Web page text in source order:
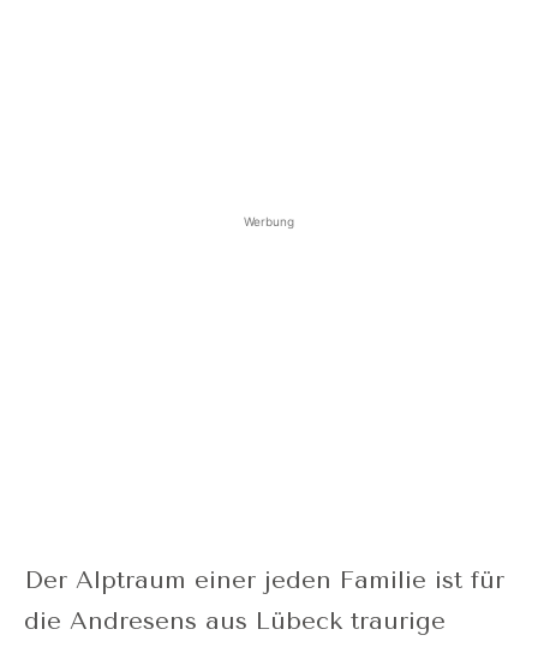
Werbung
Der Alptraum einer jeden Familie ist für
die Andresens aus Lübeck traurige